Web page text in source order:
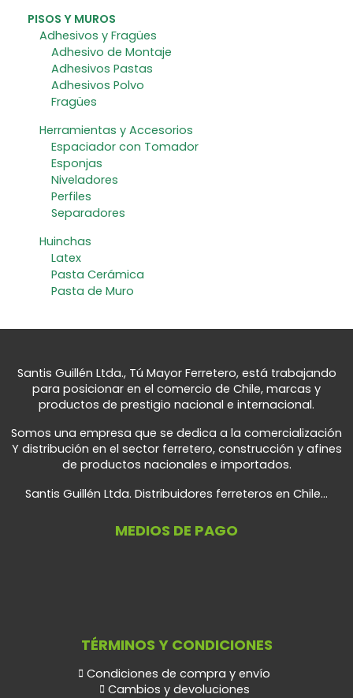
PISOS Y MUROS
Adhesivos y Fragües
Adhesivo de Montaje
Adhesivos Pastas
Adhesivos Polvo
Fragües
Herramientas y Accesorios
Espaciador con Tomador
Esponjas
Niveladores
Perfiles
Separadores
Huinchas
Latex
Pasta Cerámica
Pasta de Muro
Santis Guillén Ltda., Tú Mayor Ferretero, está trabajando
para posicionar en el comercio de Chile, marcas y
productos de prestigio nacional e internacional.
Somos una empresa que se dedica a la comercialización
Y distribución en el sector ferretero, construcción y afines
de productos nacionales e importados.
Santis Guillén Ltda. Distribuidores ferreteros en Chile...
MEDIOS DE PAGO
TÉRMINOS Y CONDICIONES
Condiciones de compra y envío
Cambios y devoluciones